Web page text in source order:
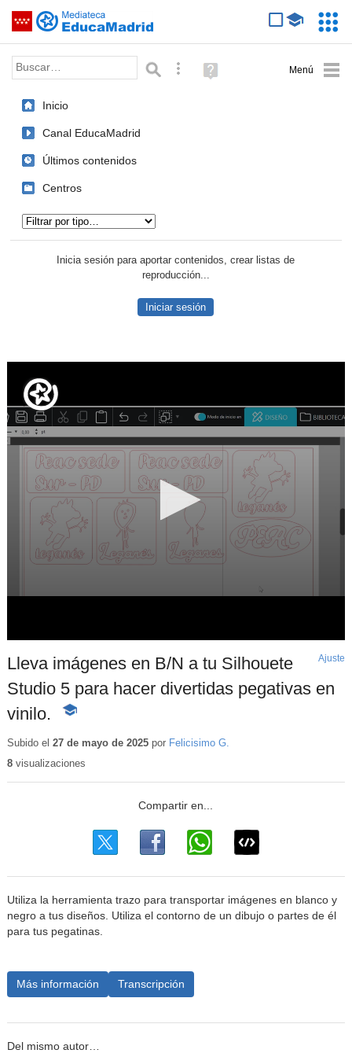
Saltar navegación
Palabra o frase: Búsqueda avanzada
Ayuda
(en
Inicio
Canal EducaMadrid
Últimos contenidos
Centros
Inicia sesión para aportar contenidos, crear listas de
reproducción...
Iniciar sesión
Lleva imágenes en B/N a tu Silhouete
Studio 5 para hacer divertidas pegativas en
vinilo.
-
educativo
Ajuste
Subido el 27 de mayo de 2025por Felicisimo G.
8visualizaciones
Utiliza la herramienta trazo para transportar imágenes en blanco y
negro a tus diseños. Utiliza el contorno de un dibujo o partes de él
para tus pegatinas.
Más información Transcripción
Del mismo autor…